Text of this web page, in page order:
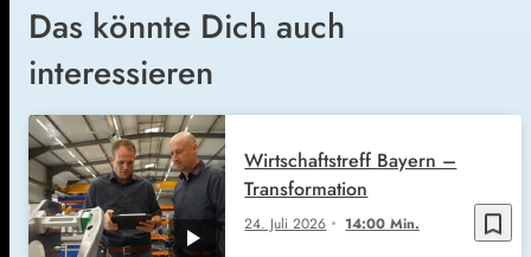
Das könnte Dich auch
interessieren
bookmark_border
24. Juli 2026 14:00 Min.
Wirtschaftstreff Bayern –
Transformation